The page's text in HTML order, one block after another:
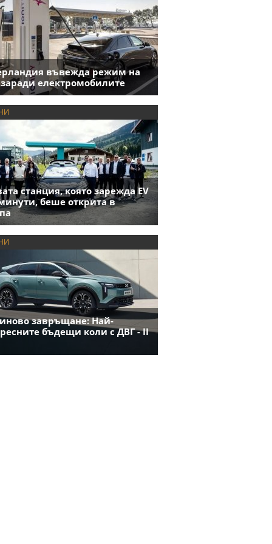
въвежда режим на
заради електромобилите
станция, която зарежда EV
беше открита в
завръщане: Най-
бъдещи коли с ДВГ - II